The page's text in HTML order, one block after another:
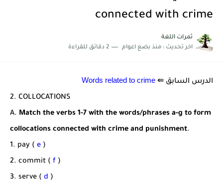
connected with crime
ثمرات اللغة
اخر تحديث : منذ بضع اعوام 2 دقائق للقراءة
الدرس السابق ⇚ Words related to crime
2. COLLOCATIONS
A. Match the verbs 1-7 with the words/phrases a-g to form
collocations connected with crime and punishment.
1. pay ( e )
2. commit ( f )
3. serve ( d )